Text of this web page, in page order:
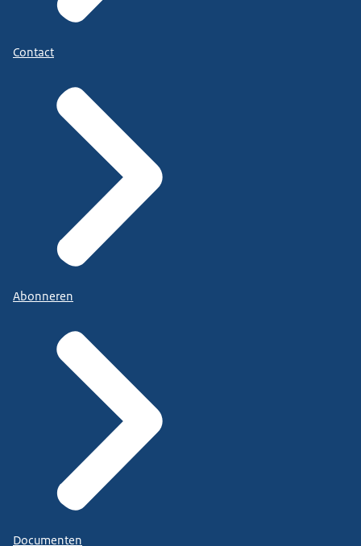
Contact
Abonneren
Documenten